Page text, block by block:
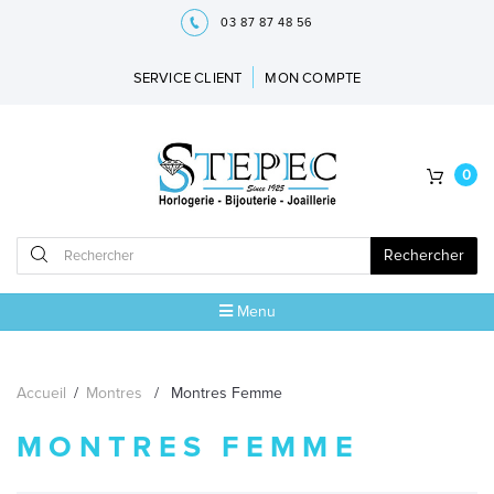
03 87 87 48 56
SERVICE CLIENT MON COMPTE
Rechercher
0
Menu
BIJOUX
Accueil / Montres / Montres Femme
MONTRES FEMME